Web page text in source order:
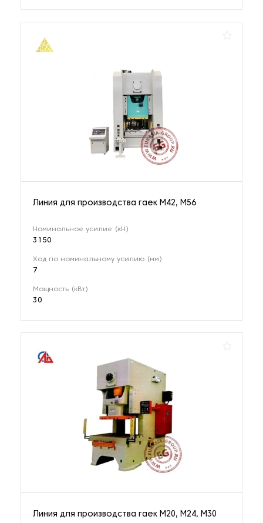
Линия для производства гаек М42, М56
Номинальное усилие (кH)
3150
Ход по номинальному усилию (мм)
7
Мощность (кВт)
30
Линия для производства гаек М20, М24, М30